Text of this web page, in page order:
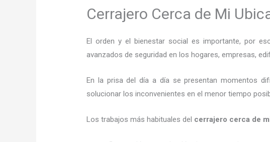
Cerrajero Cerca de Mi
El orden y el bienestar social es importante, por
avanzados de seguridad en los hogares, empresas,
En la prisa del día a día se presentan momentos
solucionar los inconvenientes en el menor tiempo
Los trabajos más habituales del cerrajero cerca de